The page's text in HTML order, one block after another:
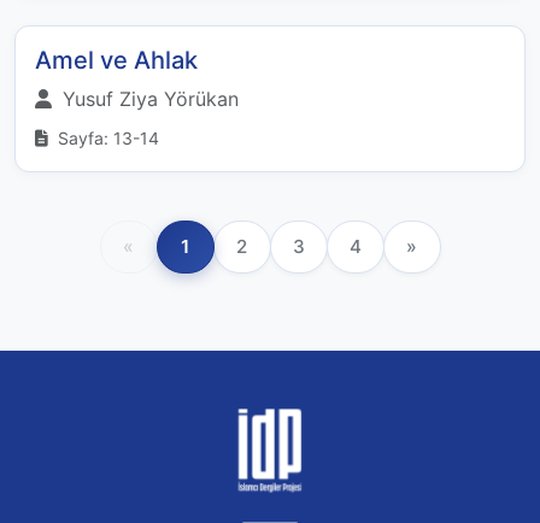
Amel ve Ahlak
Yusuf Ziya Yörükan
Sayfa: 13-14
« 1 2 3 4 »